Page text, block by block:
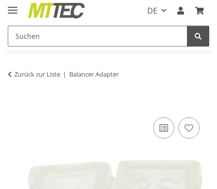
DE
Zurück zur Liste Balancer Adapter